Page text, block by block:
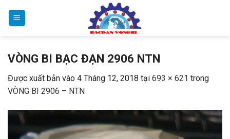
VÒNG BI BẠC ĐẠN 2906 NTN
Được xuất bản vào 4 Tháng 12, 2018 tại 693 × 621 trong
VÒNG BI 2906 – NTN